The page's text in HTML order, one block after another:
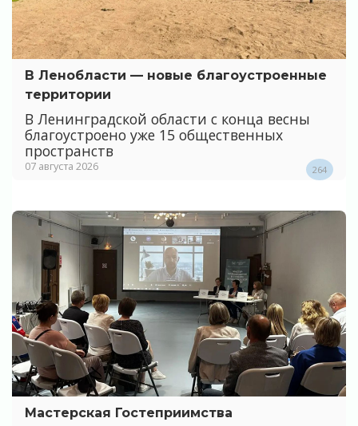
В Ленобласти — новые благоустроенные
территории
В Ленинградской области с конца весны
благоустроено уже 15 общественных
пространств
07 августа 2026 264
Мастерская Гостеприимства